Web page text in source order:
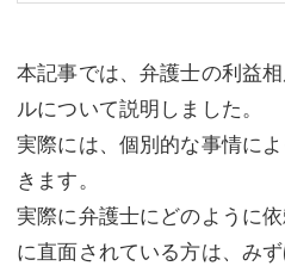
本記事では、弁護士の利益
ルについて説明しました。
実際には、個別的な事情に
きます。
実際に弁護士にどのように
に直面されている方は、み